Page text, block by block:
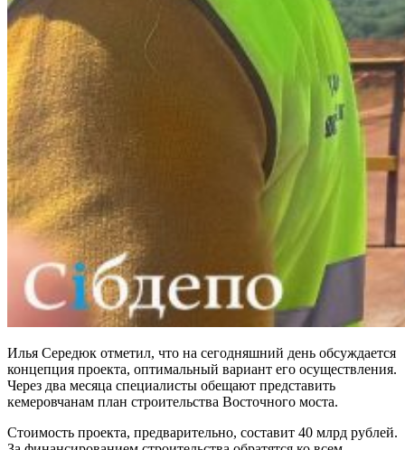
Илья Середюк отметил, что на сегодняшний день обсуждается
концепция проекта, оптимальный вариант его осуществления.
Через два месяца специалисты обещают представить
кемеровчанам план строительства Восточного моста.
Стоимость проекта, предварительно, составит 40 млрд рублей.